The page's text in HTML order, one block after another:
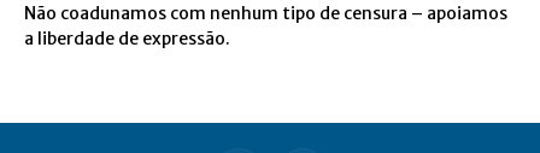
Não coadunamos com nenhum tipo de censura – apoiamos
a liberdade de expressão.